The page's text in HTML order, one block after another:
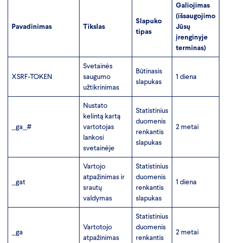
Pavadinimas Tikslas
Slapuko
tipas
Galiojimas
(išsaugojimo
Jūsų
įrenginyje
terminas)
XSRF-TOKEN
Svetainės
saugumo
užtikrinimas
Būtinasis
slapukas
1 diena
_ga_#
Nustato
kelintą kartą
vartotojas
lankosi
svetainėje
Statistinius
duomenis
renkantis
slapukas
2 metai
_gat
Vartojo
atpažinimas ir
srautų
valdymas
Statistinius
duomenis
renkantis
slapukas
1 diena
_ga
Vartotojo
atpažinimas
Statistinius
duomenis
renkantis
2 metai